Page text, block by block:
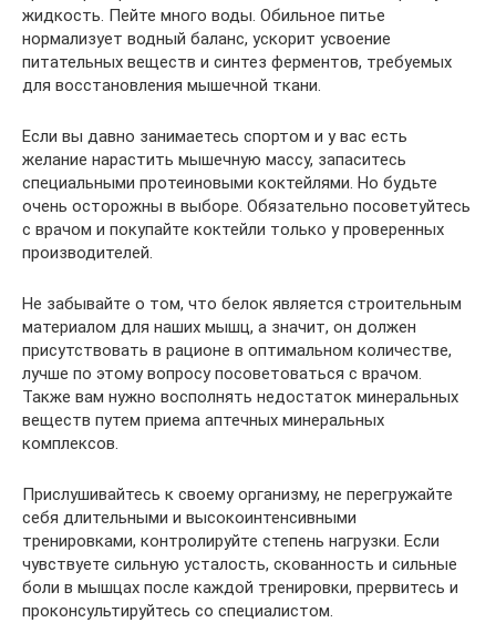
жидкость. Пейте много воды. Обильное питье
нормализует водный баланс, ускорит усвоение
питательных веществ и синтез ферментов, требуемых
для восстановления мышечной ткани.
Если вы давно занимаетесь спортом и у вас есть
желание нарастить мышечную массу, запаситесь
специальными протеиновыми коктейлями. Но будьте
очень осторожны в выборе. Обязательно посоветуйтесь
с врачом и покупайте коктейли только у проверенных
производителей.
Не забывайте о том, что белок является строительным
материалом для наших мышц, а значит, он должен
присутствовать в рационе в оптимальном количестве,
лучше по этому вопросу посоветоваться с врачом.
Также вам нужно восполнять недостаток минеральных
веществ путем приема аптечных минеральных
комплексов.
Прислушивайтесь к своему организму, не перегружайте
себя длительными и высокоинтенсивными
тренировками, контролируйте степень нагрузки. Если
чувствуете сильную усталость, скованность и сильные
боли в мышцах после каждой тренировки, прервитесь и
проконсультируйтесь со специалистом.